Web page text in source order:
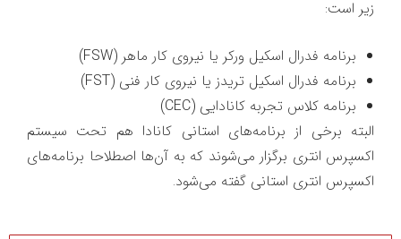
زیر است:
برنامه فدرال اسکیل ورکر یا نیروی کار ماهر (FSW)
برنامه فدرال اسکیل تریدز یا نیروی کار فنی (FST)
برنامه کلاس تجربه کانادایی (CEC)
البته برخی از برنامه‌های استانی کانادا هم تحت سیستم
اکسپرس انتری برگزار می‌شوند که به آن‌ها اصطلاحا برنامه‌های
اکسپرس انتری استانی گفته می‌شود.